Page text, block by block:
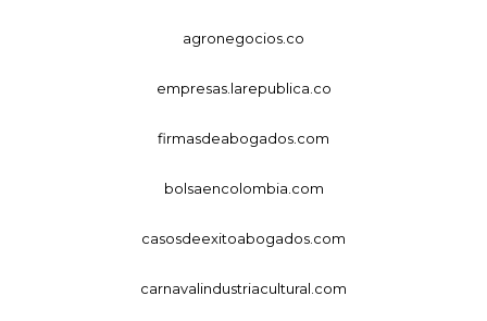
agronegocios.co
empresas.larepublica.co
firmasdeabogados.com
bolsaencolombia.com
casosdeexitoabogados.com
carnavalindustriacultural.com